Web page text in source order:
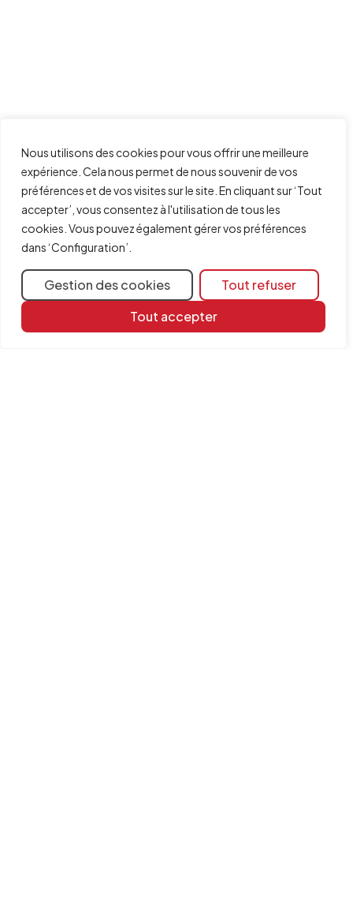
Nous utilisons des cookies pour vous offrir une meilleure
expérience. Cela nous permet de nous souvenir de vos
préférences et de vos visites sur le site. En cliquant sur ‘Tout
accepter’, vous consentez à l'utilisation de tous les
cookies. Vous pouvez également gérer vos préférences
dans ‘Configuration’.
Gestion des cookies
Tout refuser
Tout accepter